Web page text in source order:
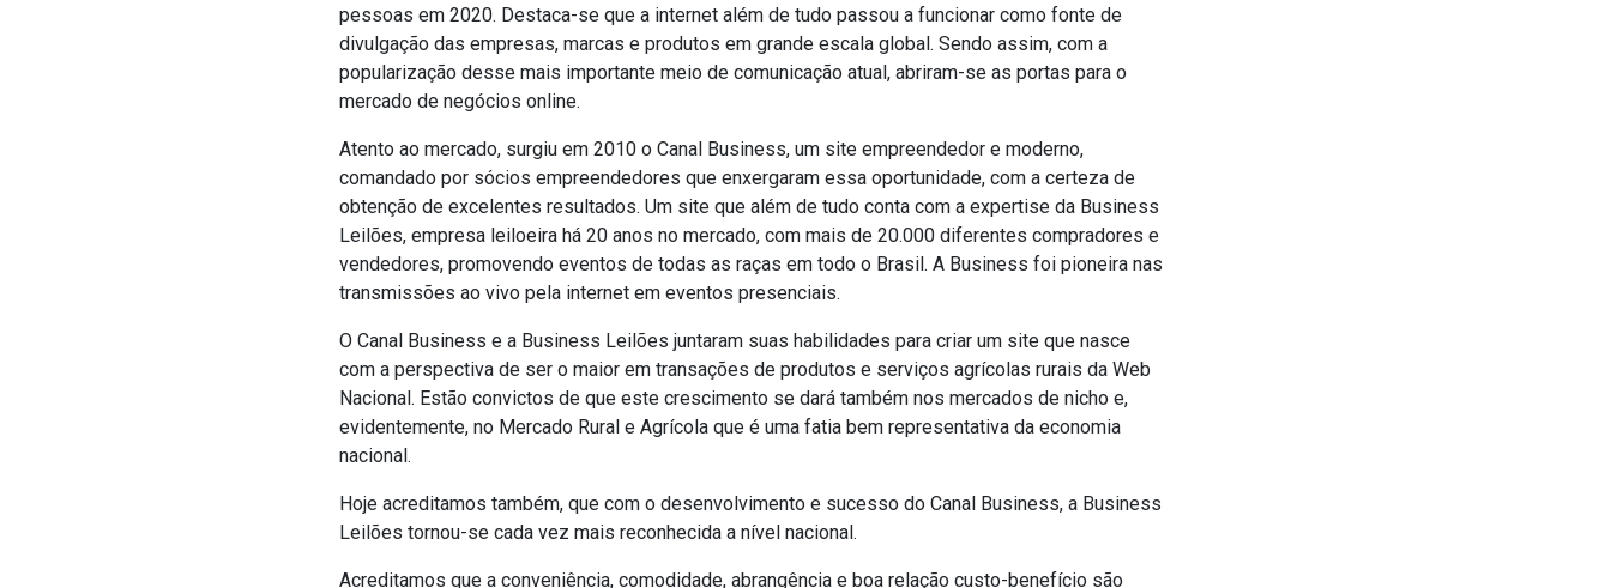
pessoas em 2020. Destaca-se que a internet além de tudo passou a funcionar como fonte de
divulgação das empresas, marcas e produtos em grande escala global. Sendo assim, com a
popularização desse mais importante meio de comunicação atual, abriram-se as portas para o
mercado de negócios online.
Atento ao mercado, surgiu em 2010 o Canal Business, um site empreendedor e moderno,
comandado por sócios empreendedores que enxergaram essa oportunidade, com a certeza de
obtenção de excelentes resultados. Um site que além de tudo conta com a expertise da Business
Leilões, empresa leiloeira há 20 anos no mercado, com mais de 20.000 diferentes compradores e
vendedores, promovendo eventos de todas as raças em todo o Brasil. A Business foi pioneira nas
transmissões ao vivo pela internet em eventos presenciais.
O Canal Business e a Business Leilões juntaram suas habilidades para criar um site que nasce
com a perspectiva de ser o maior em transações de produtos e serviços agrícolas rurais da Web
Nacional. Estão convictos de que este crescimento se dará também nos mercados de nicho e,
evidentemente, no Mercado Rural e Agrícola que é uma fatia bem representativa da economia
nacional.
Hoje acreditamos também, que com o desenvolvimento e sucesso do Canal Business, a Business
Leilões tornou-se cada vez mais reconhecida a nível nacional.
Acreditamos que a conveniência, comodidade, abrangência e boa relação custo-benefício são